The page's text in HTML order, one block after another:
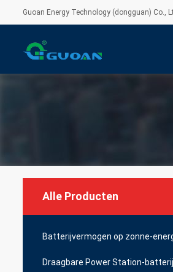
Guoan Energy Technology (dongguan) Co.,
Alle Producten
Batterijvermogen op zonne-
Draagbare Power Station-batterij